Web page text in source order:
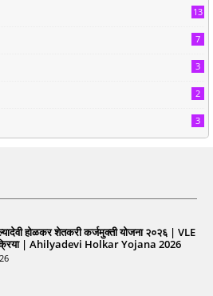
13
7
3
2
3
होळकर शेतकरी कर्जमुक्ती योजना २०२६ | VLE
| Ahilyadevi Holkar Yojana 2026